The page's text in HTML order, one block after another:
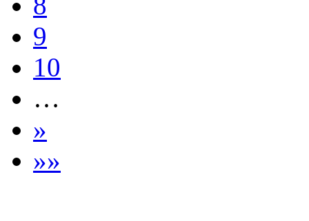
9
10
…
»
»»